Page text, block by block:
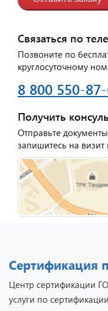
Связаться по
Позвоните по
круглосуточному
8 800 550-
Получить
Отправьте
запишитесь на
Сертификация
Центр сертификации
услуги по